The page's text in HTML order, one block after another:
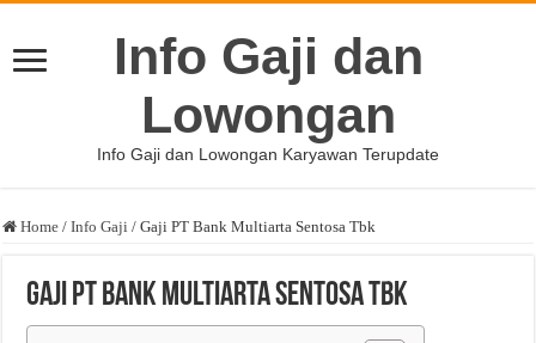
Info Gaji dan
Lowongan
Info Gaji dan Lowongan Karyawan Terupdate
Home / Info Gaji / Gaji PT Bank Multiarta Sentosa Tbk
Gaji PT Bank Multiarta Sentosa Tbk